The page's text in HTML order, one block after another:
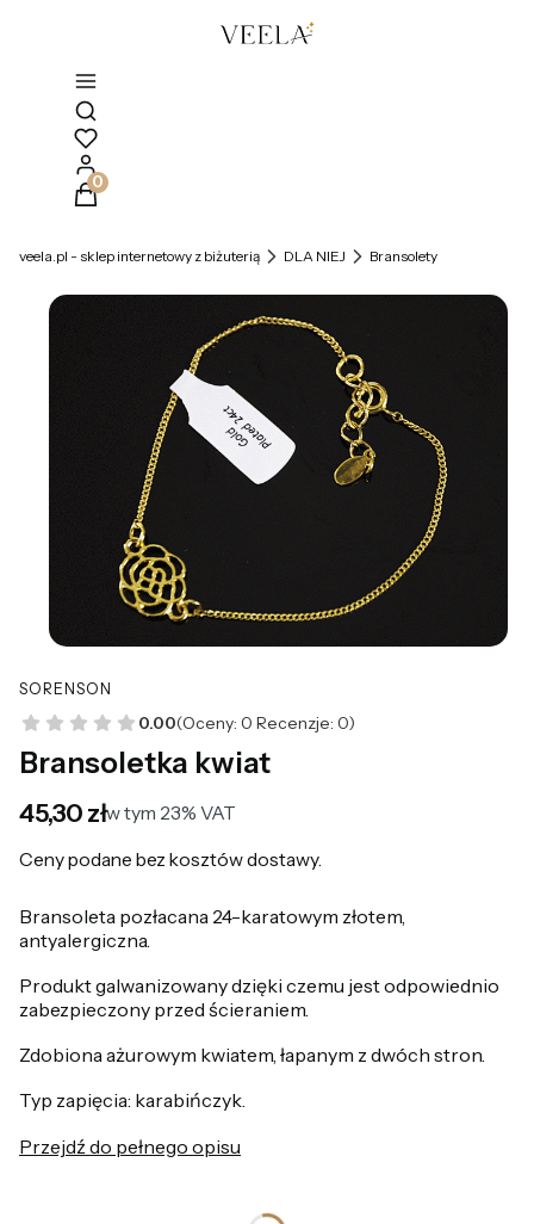
Otwórz wyszukiwarkę
Produkty w koszyku: 0. Zobacz szczegóły
veela.pl - sklep internetowy z biżuterią DLA NIEJ Bransolety
SORENSON
0.00(Oceny: 0 Recenzje: 0)
Bransoletka kwiat
Cena
45,30 złw tym 23% VAT
w tym 23% VAT
Ceny podane bez kosztów dostawy.
Bransoleta pozłacana 24-karatowym złotem,
antyalergiczna.
Produkt galwanizowany dzięki czemu jest odpowiednio
zabezpieczony przed ścieraniem.
Zdobiona ażurowym kwiatem, łapanym z dwóch stron.
Typ zapięcia: karabińczyk.
Przejdź do pełnego opisu